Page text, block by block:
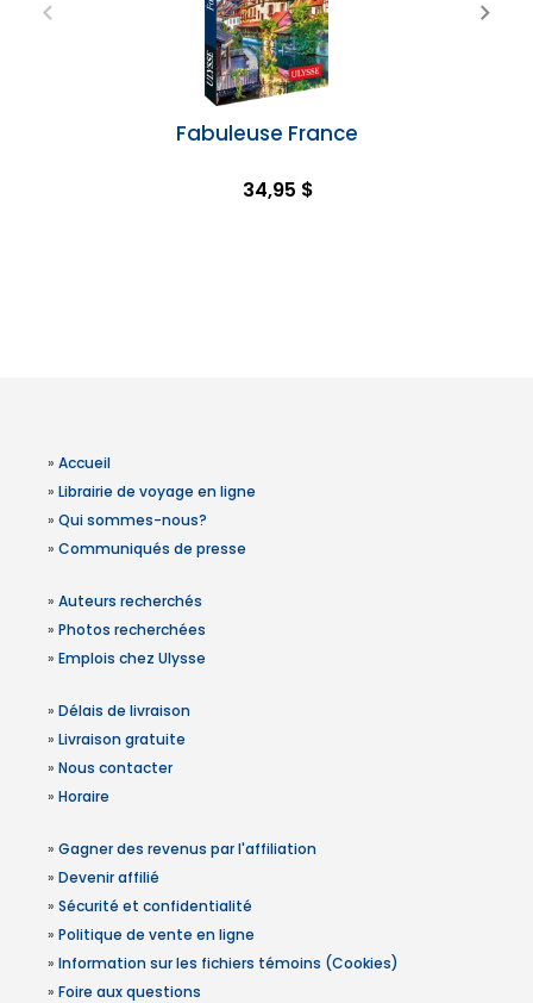
Fabuleuse France
34,95 $
» Accueil
» Librairie de voyage en ligne
» Qui sommes-nous?
» Communiqués de presse
» Auteurs recherchés
» Photos recherchées
» Emplois chez Ulysse
» Délais de livraison
» Livraison gratuite
» Nous contacter
» Horaire
» Gagner des revenus par l'affiliation
» Devenir affilié
» Sécurité et confidentialité
» Politique de vente en ligne
» Information sur les fichiers témoins (Cookies)
» Foire aux questions